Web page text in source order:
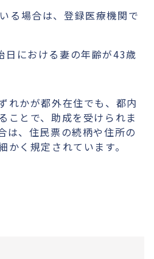
る場合は、登録医療機関で
日における妻の年齢が43歳
れかが都外在住でも、都内
ことで、助成を受けられま
は、住民票の続柄や住所の
かく規定されています。